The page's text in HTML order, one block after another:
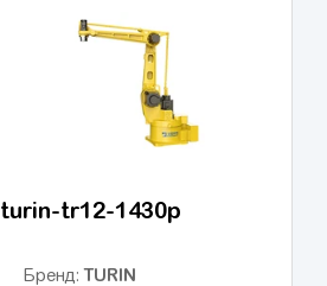
turin-tr12-1430p
Бренд:TURIN